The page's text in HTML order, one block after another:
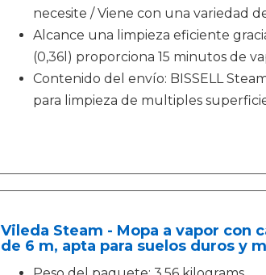
necesite / Viene con una variedad
Alcance una limpieza eficiente
(0,36l) proporciona 15 minutos de
Contenido del envío: BISSELL
para limpieza de multiples
Vileda Steam - Mopa a vapor con
de 6 m, apta para suelos duros y